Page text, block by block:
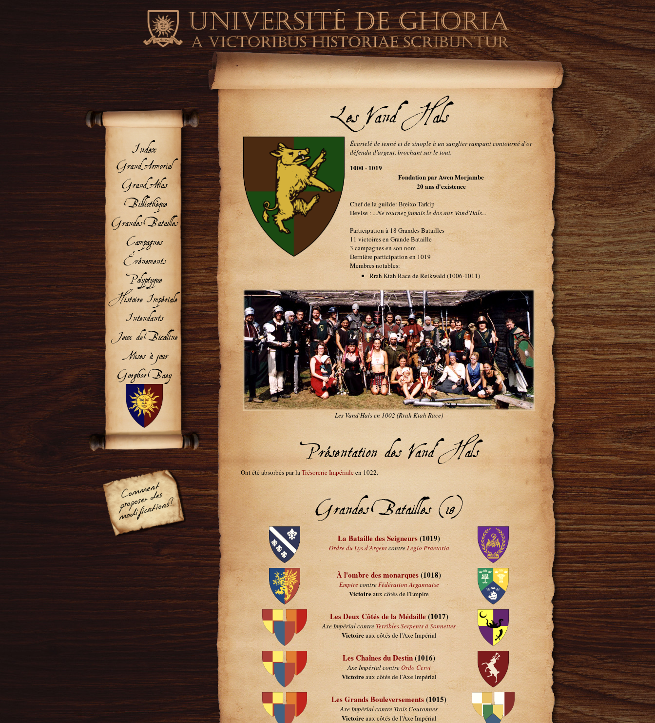
Les Vand'Hals
Écartelé de tenné et de sinople à un sanglier rampant contourné d'or
défendu d'argent, brochant sur le tout.
1000 - 1019
Fondation par Awen Morjambe
20 ans d'existence
Chef de la guilde: Breixo Tarkip
Devise : ...Ne tournez jamais le dos aux Vand'Hals...
Participation à 18 Grandes Batailles
11 victoires en Grande Bataille
3 campagnes en son nom
Dernière participation en 1019
Membres notables:
Rrah Ktah Race de Reikwald (1006-1011)
Les Vand'Hals en 1002 (Rrah Ktah Race)
Présentation des Vand'Hals
Ont été absorbés par laTrésorerie Impérialeen 1022.
Grandes Batailles (18)
La Bataille des Seigneurs(1019)
Ordre du Lys d'ArgentcontreLegio Praetoria
À l'ombre des monarques(1018)
EmpirecontreFédération Argannaise
Victoireaux côtés de l'Empire
Les Deux Côtés de la Médaille(1017)
Axe Impérial contre Terribles Serpents à Sonnettes
Victoireaux côtés de l'Axe Impérial
Les Chaînes du Destin(1016)
Axe Impérial contreOrdo Cervi
Victoireaux côtés de l'Axe Impérial
Les Grands Bouleversements(1015)
Axe Impérial contre Trois Couronnes
Victoireaux côtés de l'Axe Impérial